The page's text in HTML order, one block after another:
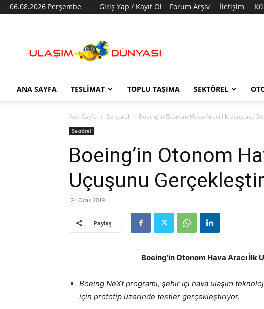
06.08.2026 Perşembe Giriş Yap / Kayıt Ol Forum Arşiv İletişim
Dünyası
ANA SAYFA TESLIMAT TOPLU TAŞIMA SEKTÖREL
Ana Sayfa Sektörel Boeing’in Otonom Hava Aracı İlk Uçuşunu
Sektörel
Boeing’in Otonom
Uçuşunu
24 Ocak 2019
Paylaş
Boeing’in Otonom Hava Aracı
Boeing NeXt programı, şehir içi hava ulaşım
için prototip üzerinde testler gerçekleştiriyor.